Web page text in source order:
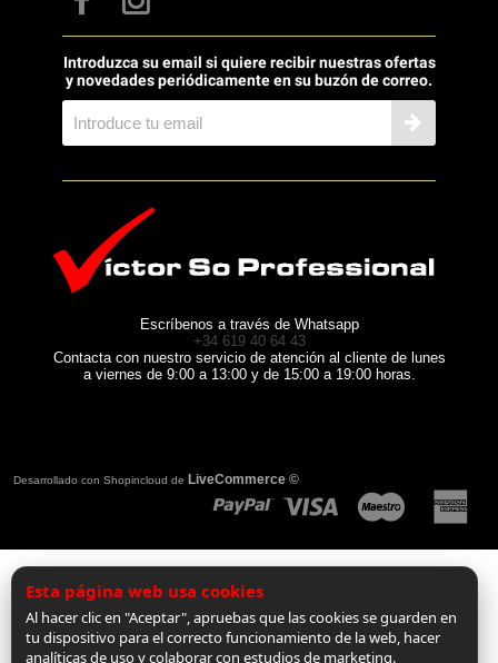
Introduzca su email si quiere recibir nuestras ofertas
y novedades periódicamente en su buzón de correo.
Escríbenos a través de Whatsapp
+34 619 40 64 43
Contacta con nuestro servicio de atención al cliente de lunes
a viernes de 9:00 a 13:00 y de 15:00 a 19:00 horas.
Desarrollado con Shopincloud de LiveCommerce ©
Esta página web usa cookies
Al hacer clic en "Aceptar", apruebas que las cookies se guarden en
tu dispositivo para el correcto funcionamiento de la web, hacer
analíticas de uso y colaborar con estudios de marketing.